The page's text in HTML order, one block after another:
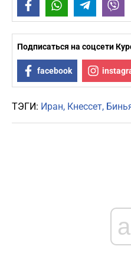
FacebookWhatsAppTelegram
Подписаться на соцсети
facebook
ТЭГИ: Иран Кнессет